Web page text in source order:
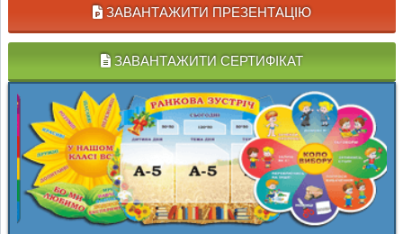
ЗАВАНТАЖИТИ ПРЕЗЕНТАЦІЮ
ЗАВАНТАЖИТИ СЕРТИФІКАТ